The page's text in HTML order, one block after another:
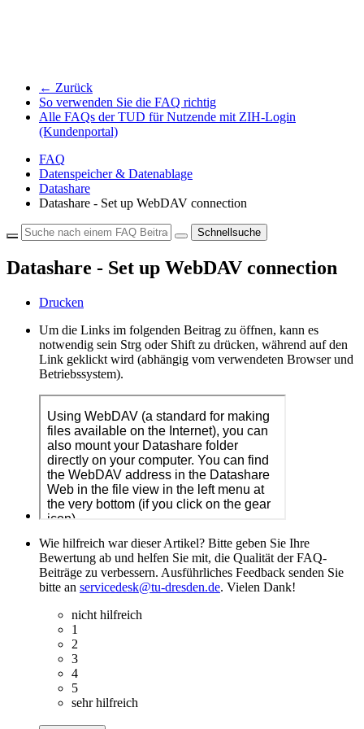
← Zurück
So verwenden Sie die FAQ richtig
Alle FAQs der TUD für Nutzende mit ZIH-Login
(Kundenportal)
FAQ
Datenspeicher & Datenablage
Datashare
Datashare - Set up WebDAV connection
Schnellsuche
Datashare - Set up WebDAV connection
Drucken
Um die Links im folgenden Beitrag zu öffnen, kann es
notwendig sein Strg oder Shift zu drücken, während auf den
Link geklickt wird (abhängig vom verwendeten Browser und
Betriebssystem).
Wie hilfreich war dieser Artikel? Bitte geben Sie Ihre
Bewertung ab und helfen Sie mit, die Qualität der FAQ-
Beiträge zu verbessern. Ausführliches Feedback senden Sie
bitte an servicedesk@tu-dresden.de. Vielen Dank!
nicht hilfreich
1
2
3
4
5
sehr hilfreich